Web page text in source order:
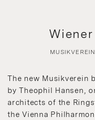
The new Musikverein
by Theophil Hansen,
architects of the
the Vienna